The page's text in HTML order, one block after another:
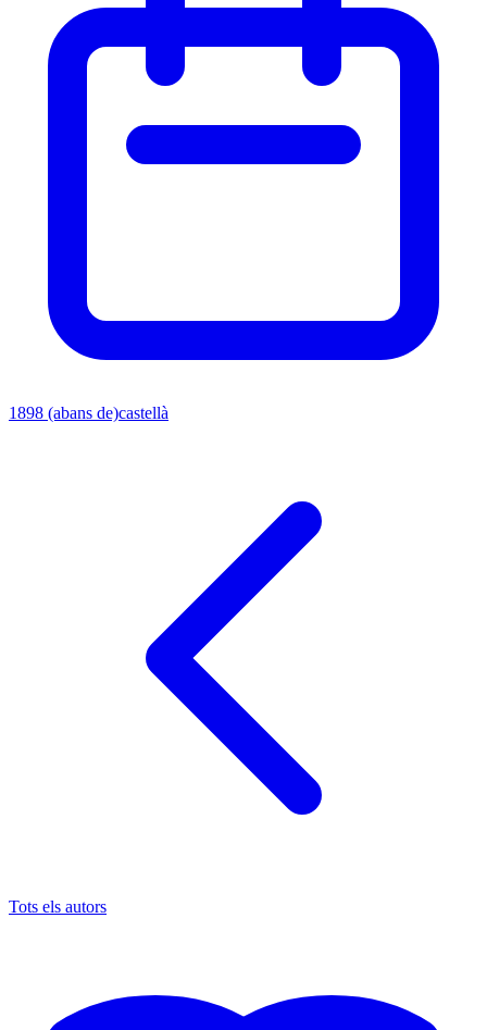
1898 (abans de)castellà
Tots els autors